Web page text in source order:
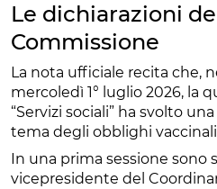
Le dichiarazioni
Commissione
La nota ufficiale recita che,
mercoledì 1° luglio 2026, la
“Servizi sociali” ha svolto
tema degli obblighi
In una prima sessione sono
vicepresidente del